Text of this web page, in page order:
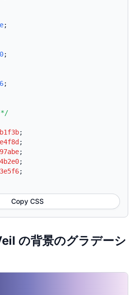
;
;
;
*/
;
;
;
;
;
Copy CSS
の背景のグラデーシ